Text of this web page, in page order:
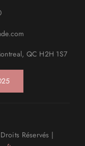
QC H2H 1S7
Réservés |